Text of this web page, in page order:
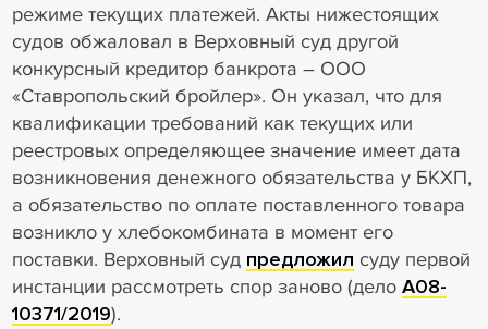
режиме текущих платежей. Акты нижестоящих
судов обжаловал в Верховный суд другой
конкурсный кредитор банкрота – ООО
«Ставропольский бройлер». Он указал, что для
квалификации требований как текущих или
реестровых определяющее значение имеет дата
возникновения денежного обязательства у БКХП,
а обязательство по оплате поставленного товара
возникло у хлебокомбината в момент его
поставки. Верховный суд предложил суду первой
инстанции рассмотреть спор заново (дело А08-
10371/2019).